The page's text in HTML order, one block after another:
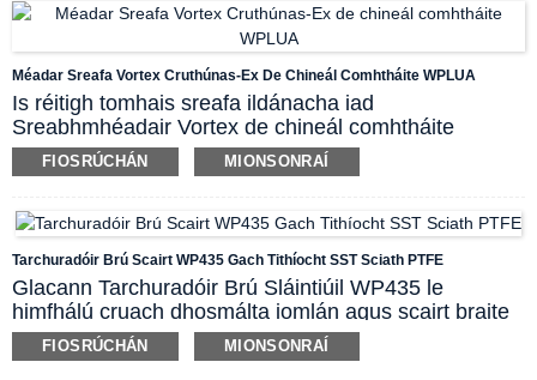
cuasa sa chuid fhliuch, ag baint criosanna marbha a
chuireann marbhántacht sa mheán agus ag éascú
glanadh críochnúil. Soláthraíonn neart agus
feidhmíocht eisceachtúil an braiteora ceirmigh
réiteach is fearr, fadtéarmach fiú don mheán próisis is
ionsaithí.
Méadar Sreafa Vortex Cruthúnas-Ex De Chineál Comhtháite WPLUA
Is réitigh tomhais sreafa ildánacha iad
Sreabhmhéadair Vortex de chineál comhtháite
WPLUA do gach cineál meán próisis trí úsáid a
bhaint as Karman vortex street. Tá an
agus...leachtanna neamhsheoltacha chomh maith le
gach gás tionsclaíoch. Gan aon chodanna
gluaisteacha sa phríomhshruth sreafa, tá an
sreafaiméadar vortex comhtháite aitheanta as a
marthanacht ard, cothabháil íseal, agus oiriúnacht do
raon leathan feidhmchlár tionsclaíoch, lena n-áirítear
rialú próisis agus bainistíocht fuinnimh.
FIOSRÚCHÁN MIONSONRAÍ
Tarchuradóir Brú Scairt WP435 Gach Tithíocht SST Sciath PTFE
Glacann Tarchuradóir Brú Sláintiúil WP435 le
himfhálú cruach dhosmálta iomlán agus scairt braite
simplí suiteáilte ar an bhflange. Is féidir an scairt
fhliuch a dhéanamh as SS316L le sciath PTFE le
FIOSRÚCHÁN MIONSONRAÍ